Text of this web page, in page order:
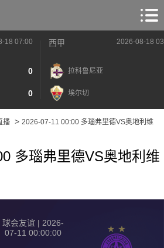
18 07:00
0
0
西甲 2026-08-18
拉科鲁尼亚
埃尔切
播> 2026-07-11 00:00 多瑙弗里德VS奥地利维
多瑙弗里德VS奥地利维
球会友谊 | 2026-
07-11 00:00:00